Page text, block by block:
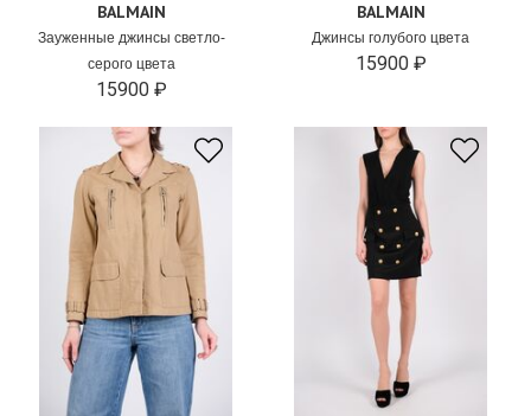
BALMAIN
Зауженные джинсы светло-
серого цвета
15900 ₽
BALMAIN
Джинсы голубого цвета
15900 ₽